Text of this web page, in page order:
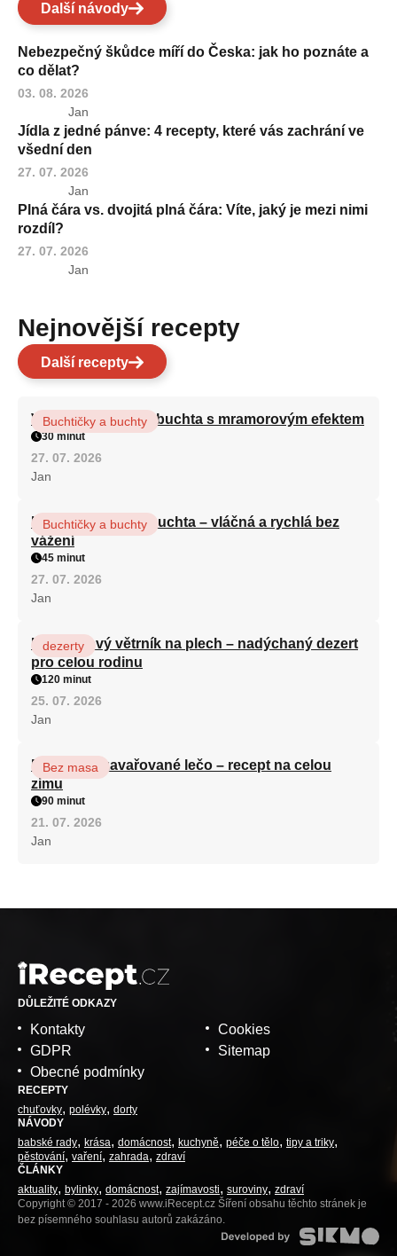
Další návody
Nebezpečný škůdce míří do Česka: jak ho poznáte a
co dělat?
03. 08. 2026
Jan
Jídla z jedné pánve: 4 recepty, které vás zachrání ve
všední den
27. 07. 2026
Jan
Plná čára vs. dvojitá plná čára: Víte, jaký je mezi nimi
rozdíl?
27. 07. 2026
Jan
Nejnovější recepty
Další recepty
Vláčná olejová litá buchta s mramorovým efektem
Buchtičky a buchty
30 minut
27. 07. 2026
Jan
Hrnková maková buchta – vláčná a rychlá bez
vážení
Buchtičky a buchty
45 minut
27. 07. 2026
Jan
Karamelový větrník na plech – nadýchaný dezert
pro celou rodinu
dezerty
120 minut
25. 07. 2026
Jan
Babiččino zavařované lečo – recept na celou
zimu
Bez masa
90 minut
21. 07. 2026
Jan
DŮLEŽITÉ ODKAZY
Kontakty
GDPR
Obecné podmínky
Cookies
Sitemap
RECEPTY
chuťovky polévky dorty
NÁVODY
babské rady
krása domácnost kuchyně péče o tělo tipy a triky
pěstování vaření zahrada zdraví
ČLÁNKY
aktuality
bylinky domácnost zajímavosti suroviny zdraví
Copyright © 2017 - 2026 www.iRecept.cz Šíření obsahu těchto stránek je
bez písemného souhlasu autorů zakázáno.